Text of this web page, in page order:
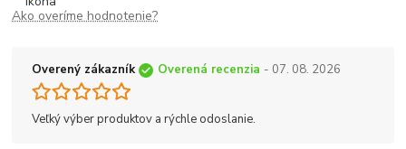
Ako overíme hodnotenie?
Overený zákazník Overená recenzia - 07. 08. 2026
Veľký výber produktov a rýchle odoslanie.